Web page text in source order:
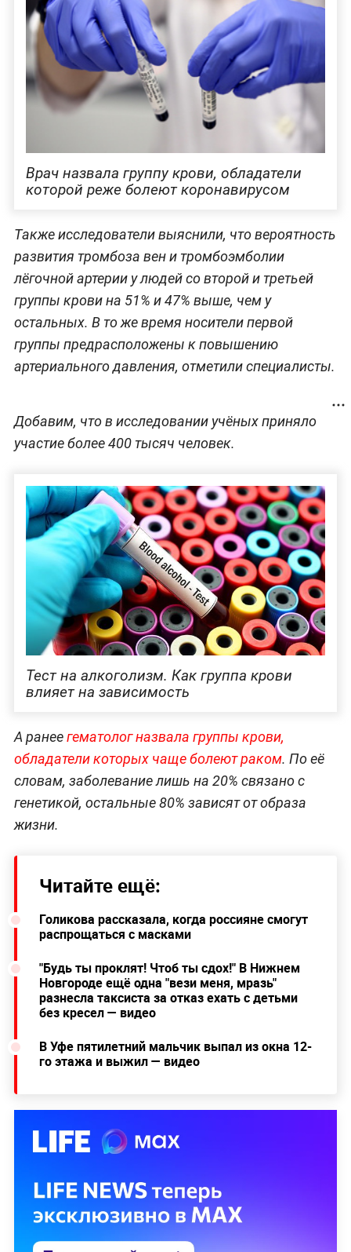
Врач назвала группу крови, обладатели
которой реже болеют коронавирусом
Также исследователи выяснили, что вероятность
развития тромбоза вен и тромбоэмболии
лёгочной артерии у людей со второй и третьей
группы крови на 51% и 47% выше, чем у
остальных. В то же время носители первой
группы предрасположены к повышению
артериального давления, отметили специалисты.
Добавим, что в исследовании учёных приняло
участие более 400 тысяч человек.
Тест на алкоголизм. Как группа крови
влияет на зависимость
А ранеегематолог назвала группы крови,
обладатели которых чаще болеют раком. По её
словам, заболевание лишь на 20% связано с
генетикой, остальные 80% зависят от образа
жизни.
Читайте ещё:
Голикова рассказала, когда россияне смогут
распрощаться с масками
"Будь ты проклят! Чтоб ты сдох!" В Нижнем
Новгороде ещё одна "вези меня, мразь"
разнесла таксиста за отказ ехать с детьми
без кресел — видео
В Уфе пятилетний мальчик выпал из окна 12-
го этажа и выжил — видео